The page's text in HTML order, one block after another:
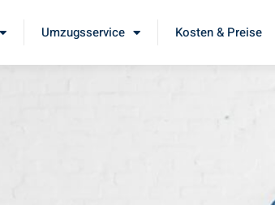
Umzugsservice Kosten & Preise